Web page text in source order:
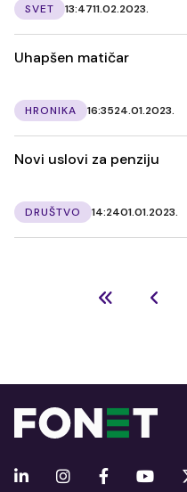
SVET 13:4711.02.2023.
Uhapšen matičar
HRONIKA 16:3524.01.2023.
Novi uslovi za penziju
DRUŠTVO 14:2401.01.2023.